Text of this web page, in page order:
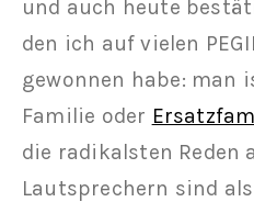
und auch heute
den ich auf vielen
gewonnen habe: man
Familie oder
die radikalsten Reden
Lautsprechern sind